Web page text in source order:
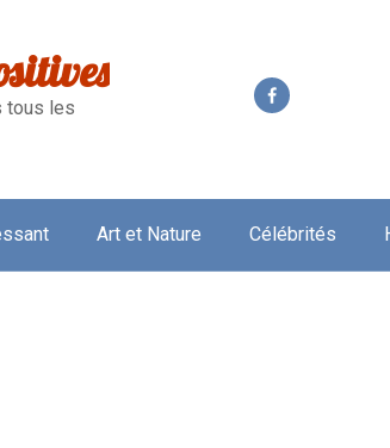
tous les
Art et Nature Célébrités